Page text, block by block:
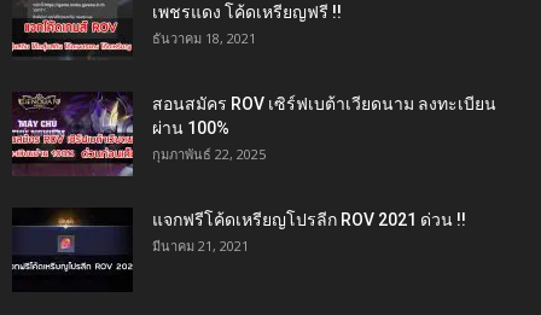
เพชรแดง โค้ดเหรียญฟรี !!
ธันวาคม 18, 2021
สอนสมัคร ROV เซิร์ฟเบต้าเวียดนาม ลงทะเบียน
ผ่าน 100%
กุมภาพันธ์ 22, 2025
แจกฟรีโค้ดเหรียญโปรลีก ROV 2021 ด่วน !!
มีนาคม 21, 2021